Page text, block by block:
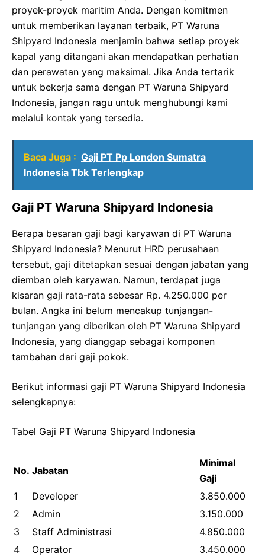
proyek-proyek maritim Anda. Dengan komitmen
untuk memberikan layanan terbaik, PT Waruna
Shipyard Indonesia menjamin bahwa setiap proyek
kapal yang ditangani akan mendapatkan perhatian
dan perawatan yang maksimal. Jika Anda tertarik
untuk bekerja sama dengan PT Waruna Shipyard
Indonesia, jangan ragu untuk menghubungi kami
melalui kontak yang tersedia.
Baca Juga : Gaji PT Pp London Sumatra
Indonesia Tbk Terlengkap
Gaji PT Waruna Shipyard Indonesia
Berapa besaran gaji bagi karyawan di PT Waruna
Shipyard Indonesia? Menurut HRD perusahaan
tersebut, gaji ditetapkan sesuai dengan jabatan yang
diemban oleh karyawan. Namun, terdapat juga
kisaran gaji rata-rata sebesar Rp. 4.250.000 per
bulan. Angka ini belum mencakup tunjangan-
tunjangan yang diberikan oleh PT Waruna Shipyard
Indonesia, yang dianggap sebagai komponen
tambahan dari gaji pokok.
Berikut informasi gaji PT Waruna Shipyard Indonesia
selengkapnya:
Tabel Gaji PT Waruna Shipyard Indonesia
No. Jabatan
Minimal
Gaji
1
Developer
3.850.000
2
Admin
3.150.000
3
Staff Administrasi
4.850.000
4
Operator
3.450.000